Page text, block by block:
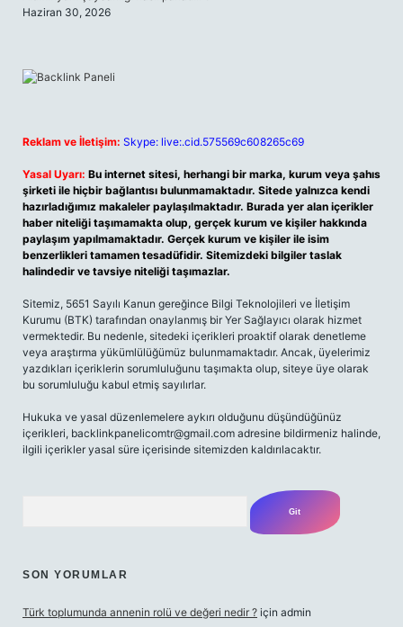
Haziran 30, 2026
Reklam ve İletişim: Skype: live:.cid.575569c608265c69
Yasal Uyarı: Bu internet sitesi, herhangi bir marka, kurum veya şahıs
şirketi ile hiçbir bağlantısı bulunmamaktadır. Sitede yalnızca kendi
hazırladığımız makaleler paylaşılmaktadır. Burada yer alan içerikler
haber niteliği taşımamakta olup, gerçek kurum ve kişiler hakkında
paylaşım yapılmamaktadır. Gerçek kurum ve kişiler ile isim
benzerlikleri tamamen tesadüfidir. Sitemizdeki bilgiler taslak
halindedir ve tavsiye niteliği taşımazlar.
Sitemiz, 5651 Sayılı Kanun gereğince Bilgi Teknolojileri ve İletişim
Kurumu (BTK) tarafından onaylanmış bir Yer Sağlayıcı olarak hizmet
vermektedir. Bu nedenle, sitedeki içerikleri proaktif olarak denetleme
veya araştırma yükümlülüğümüz bulunmamaktadır. Ancak, üyelerimiz
yazdıkları içeriklerin sorumluluğunu taşımakta olup, siteye üye olarak
bu sorumluluğu kabul etmiş sayılırlar.
Hukuka ve yasal düzenlemelere aykırı olduğunu düşündüğünüz
içerikleri, backlinkpanelicomtr@gmail.com adresine bildirmeniz halinde,
ilgili içerikler yasal süre içerisinde sitemizden kaldırılacaktır.
SON YORUMLAR
Türk toplumunda annenin rolü ve değeri nedir ? için admin